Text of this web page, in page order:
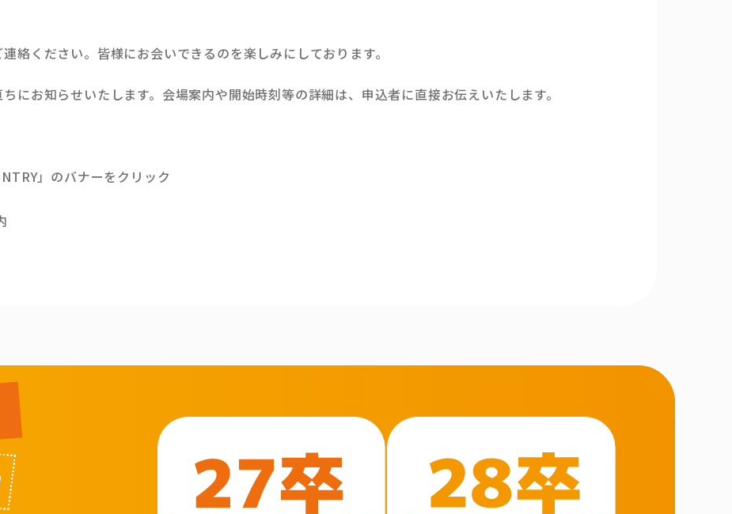
絡ください。皆様にお会いできるのを楽しみにしております。
にお知らせいたします。会場案内や開始時刻等の詳細は、申込者に直接お伝えいたします。
」のバナーをクリック